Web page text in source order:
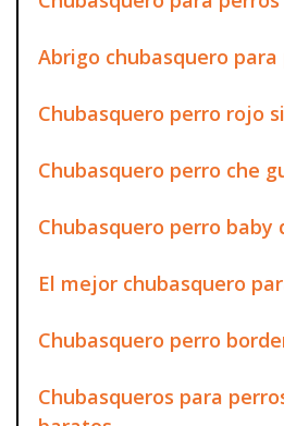
Abrigo chubasquero para
Chubasquero perro rojo
Chubasquero perro che
Chubasquero perro baby
El mejor chubasquero
Chubasquero perro
Chubasqueros para